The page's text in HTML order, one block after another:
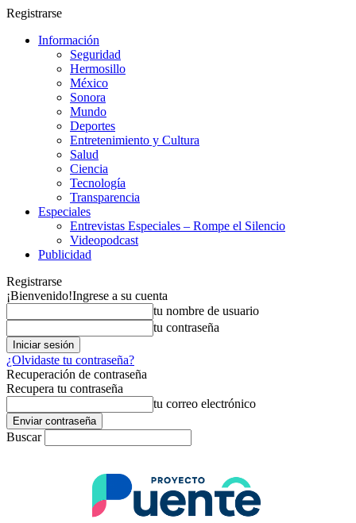
Registrarse
Información
Seguridad
Hermosillo
México
Sonora
Mundo
Deportes
Entretenimiento y Cultura
Salud
Ciencia
Tecnología
Transparencia
Especiales
Entrevistas Especiales – Rompe el Silencio
Videopodcast
Publicidad
Registrarse
¡Bienvenido!Ingrese a su cuenta
tu nombre de usuario
tu contraseña
¿Olvidaste tu contraseña?
Recuperación de contraseña
Recupera tu contraseña
tu correo electrónico
Buscar